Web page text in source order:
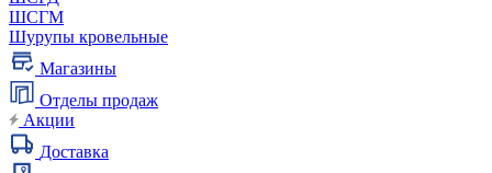
ШСГМ
Шурупы кровельные
Магазины
Отделы продаж
Акции
Доставка